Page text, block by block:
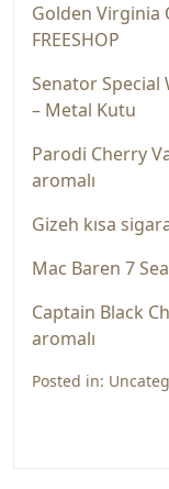
Golden Virginia
FREESHOP
Senator Special
– Metal Kutu
Parodi Cherry
aromalı
Gizeh kısa
Mac Baren 7
Captain Black
aromalı
Posted in: